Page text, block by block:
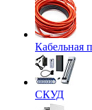
Кабельная
СКУД